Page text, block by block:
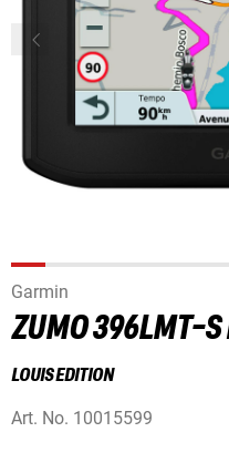
Garmin
ZUMO 396LMT-S
LOUIS EDITION
Art. No. 10015599